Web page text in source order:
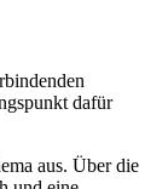
dafür
aus. Über die